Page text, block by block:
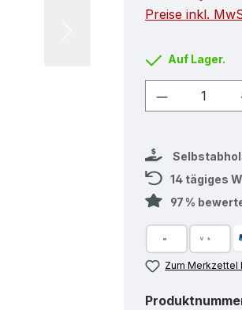
Preise inkl.
Auf Lager.
Produkt
14 tägiges
97 %
Zum Merkzettel